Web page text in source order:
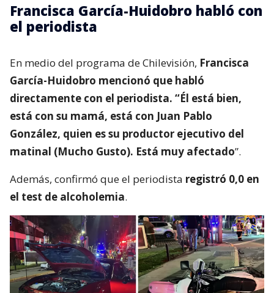
Francisca García-Huidobro habló con
el periodista
En medio del programa de Chilevisión, Francisca
García-Huidobro mencionó que habló
directamente con el periodista. “Él está bien,
está con su mamá, está con Juan Pablo
González, quien es su productor ejecutivo del
matinal (Mucho Gusto). Está muy afectado”.
Además, confirmó que el periodista registró 0,0 en
el test de alcoholemia.